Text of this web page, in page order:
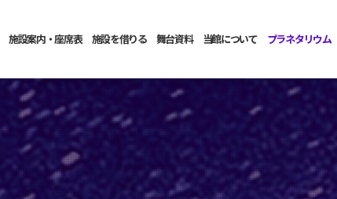
施設案内・座席表 施設を借りる 舞台資料 当館について プラネタリウム